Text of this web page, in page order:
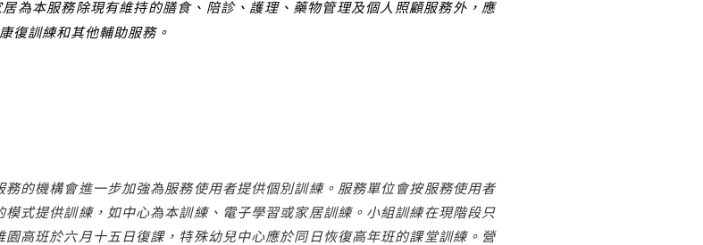
為本服務除現有維持的膳食、陪診、護理、藥物管理及個人照顧服務外，應
復訓練和其他輔助服務。
的機構會進一步加強為服務使用者提供個別訓練。服務單位會按服務使用者
式提供訓練，如中心為本訓練、電子學習或家居訓練。小組訓練在現階段只
高班於六月十五日復課，特殊幼兒中心應於同日恢復高年班的課堂訓練。營